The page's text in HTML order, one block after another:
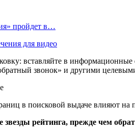
пройдет в…
для видео
вставляйте в
звонок» и другими
звезды рейтинга, прежде чем